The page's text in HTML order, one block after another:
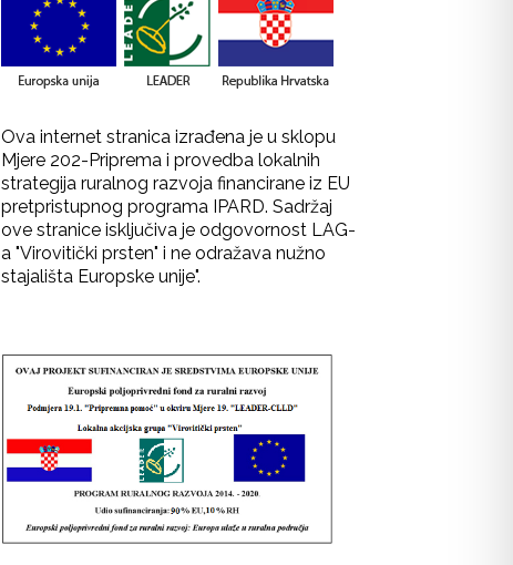
Ova internet stranica izrađena je u sklopu
Mjere 202-Priprema i provedba lokalnih
strategija ruralnog razvoja financirane iz EU
pretpristupnog programa IPARD. Sadržaj
ove stranice isključiva je odgovornost LAG-
a "Virovitički prsten" i ne odražava nužno
stajališta Europske unije".